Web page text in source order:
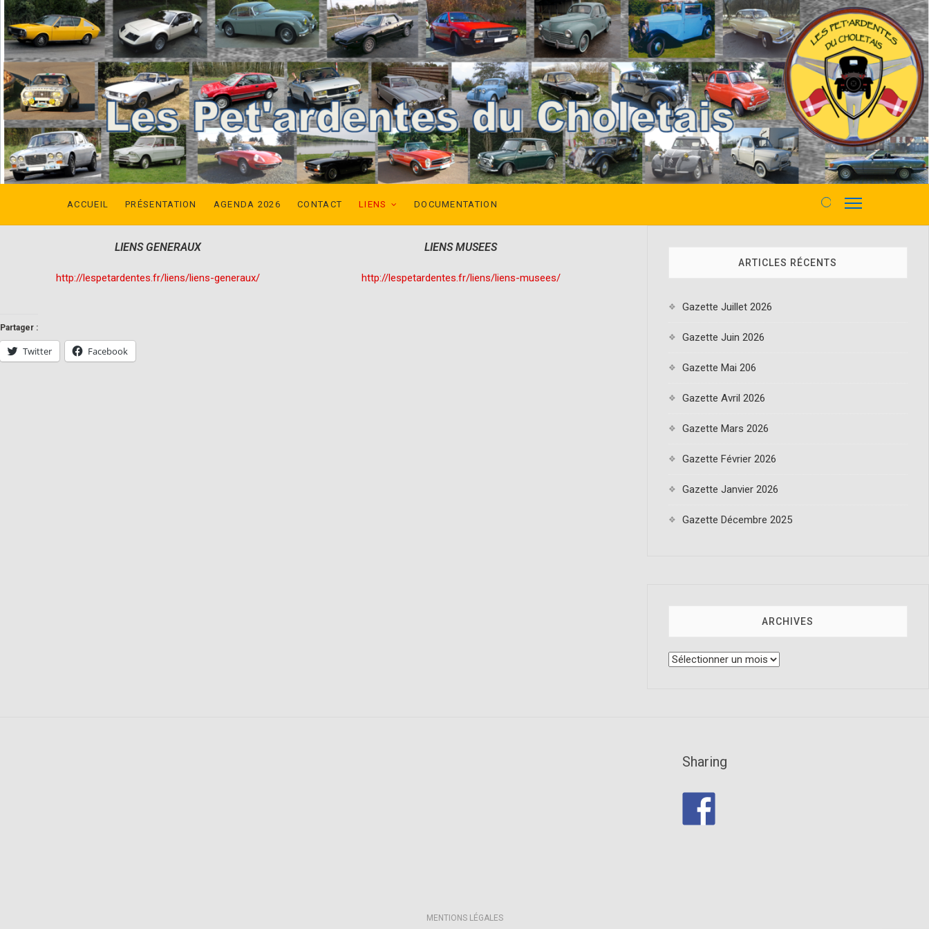
ACCUEIL PRÉSENTATION AGENDA 2026 CONTACT LIENS DOCUMENTATION
M
LIENS GENERAUX
http://lespetardentes.fr/liens/liens-generaux/
LIENS MUSEES
http://lespetardentes.fr/liens/liens-musees/
Partager :
Twitter Facebook
ARTICLES RÉCENTS
Gazette Juillet 2026
Gazette Juin 2026
Gazette Mai 206
Gazette Avril 2026
Gazette Mars 2026
Gazette Février 2026
Gazette Janvier 2026
Gazette Décembre 2025
ARCHIVES
Sharing
MENTIONS LÉGALES